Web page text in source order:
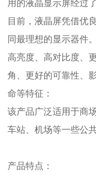
用的液晶显示屏经过
目前，液晶屏凭借优
同最理想的显示器件。
高亮度、高对比度、
角、更好的可靠性、
命等特征：
该产品广泛适用于商
车站、机场等一些公共
产品特点：